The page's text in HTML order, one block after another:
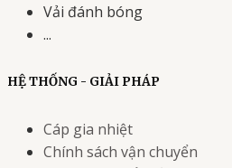
Vải đánh bóng
...
HỆ THỐNG - GIẢI PHÁP
Cáp gia nhiệt
Chính sách vận chuyển